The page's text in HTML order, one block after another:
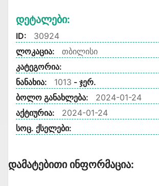
Დეტალები:
ID:
30924
ლოკაცია:
თბილისი
კატეგორია:
ნანახია:
1013 - ჯერ.
ბოლო განახლება:
2024-01-24
აქტიურია:
2024-01-24
სოც. ქსელები:
Დამატებითი Ინფორმაცია: